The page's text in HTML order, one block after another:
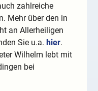
zahlreiche
Mehr über den in
an Allerheiligen
Sie u.a.hier.
Wilhelm lebt mit
bei